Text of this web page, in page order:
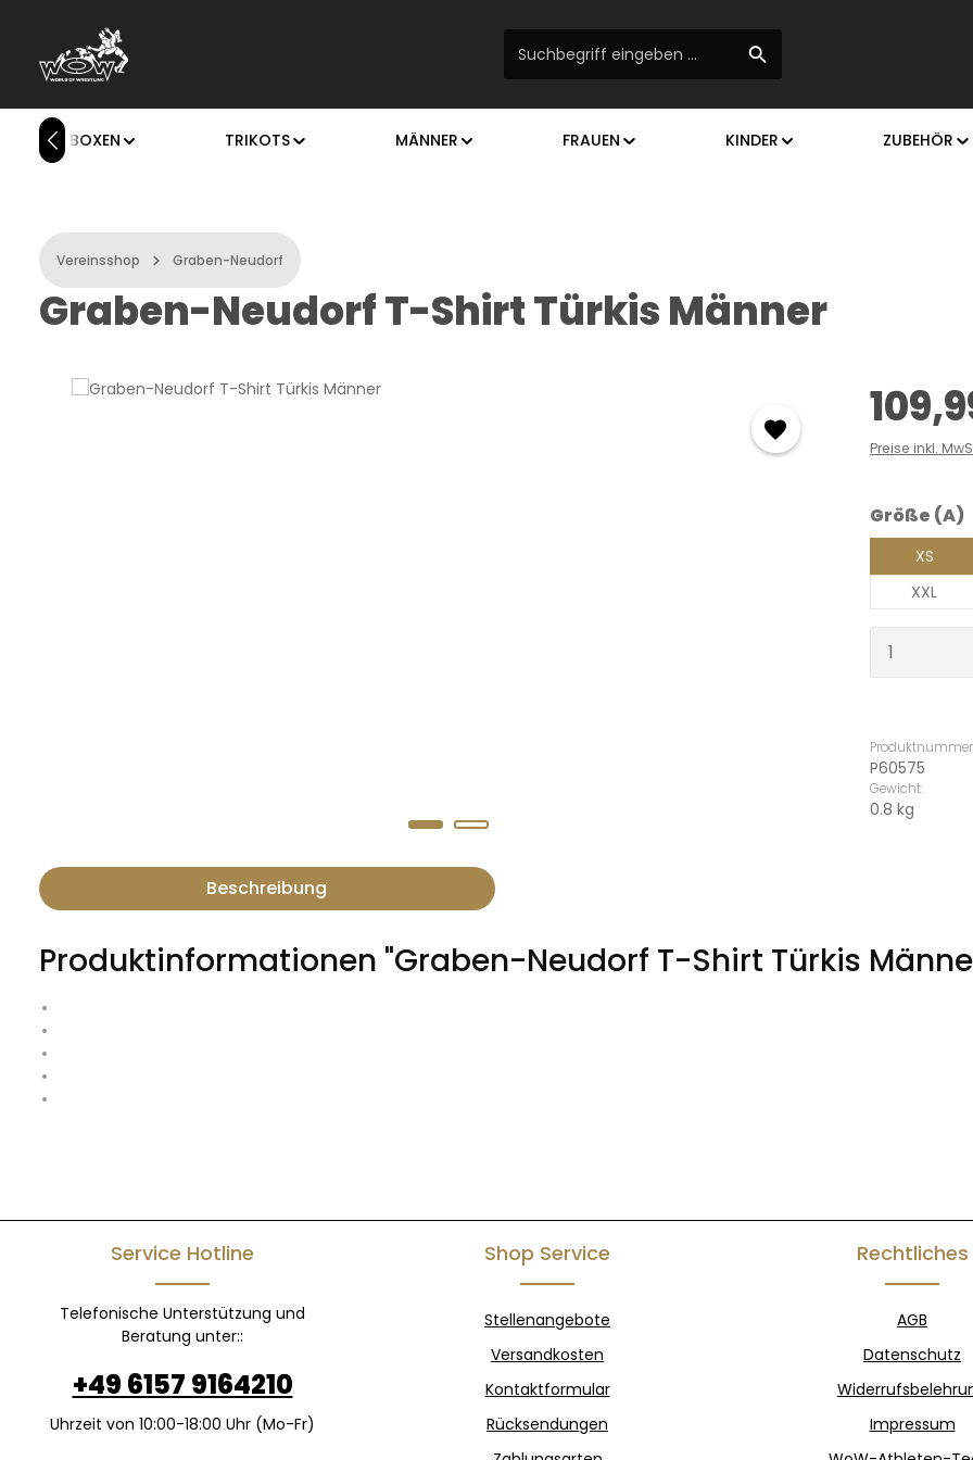
Hauptinhalt springen
Zur Suche springen
Zur Hauptnavigation springen
BOXEN TRIKOTS MÄNNER FRAUEN KINDER ZUBEHÖR
Vereinsshop Graben-Neudorf
Graben-Neudorf T-Shirt Türkis Männer
Regulärer
Preise inkl.
Größe (A)
XS
XXL
P60575
Gewicht:
0.8 kg
Beschreibung
Produktinformationen "Graben-Neudorf T-Shirt Türkis
Service Hotline
Telefonische Unterstützung und
Beratung unter::
+49 6157 9164210
Uhrzeit von 10:00-18:00 Uhr (Mo-Fr)
Shop Service
Stellenangebote
Versandkosten
Kontaktformular
Rücksendungen
Rechtliches
AGB
Datenschutz
Impressum